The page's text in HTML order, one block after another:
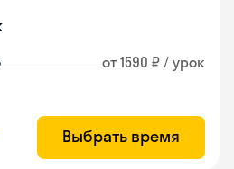
от 1590 ₽ / урок
Выбрать время